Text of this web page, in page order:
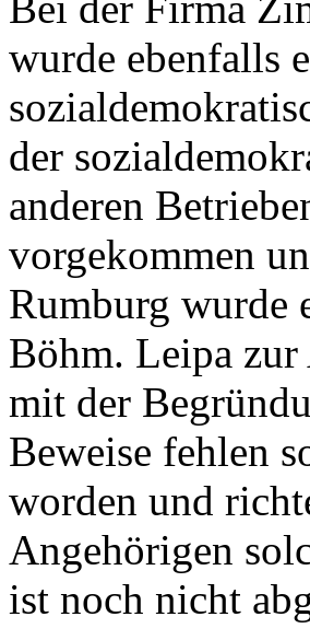
wurde ebenfalls
der
anderen
vorgekommen
Rumburg wurde
Böhm. Leipa zur
mit der
Beweise fehlen
worden und
Angehörigen
ist noch nicht